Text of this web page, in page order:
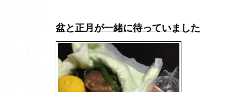
盆と正月が一緒に待っていました